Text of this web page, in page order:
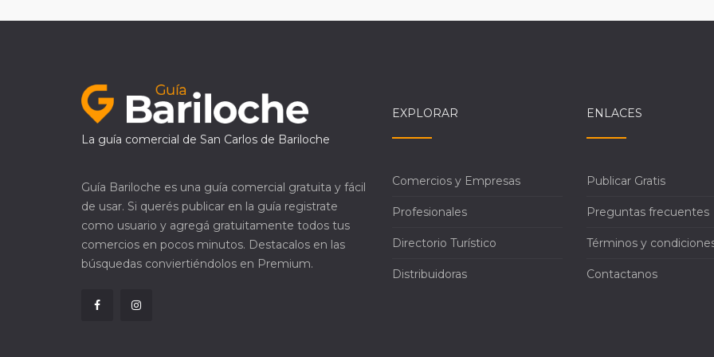
La guía comercial de San Carlos de Bariloche
Guía Bariloche es una guía comercial gratuita y fácil
de usar. Si querés publicar en la guía registrate
como usuario y agregá gratuitamente todos tus
comercios en pocos minutos. Destacalos en las
búsquedas conviertiéndolos en Premium.
EXPLORAR
Comercios y Empresas
Profesionales
Directorio Turístico
Distribuidoras
ENLACES
Publicar Gratis
Preguntas frecuentes
Términos y
Contactanos